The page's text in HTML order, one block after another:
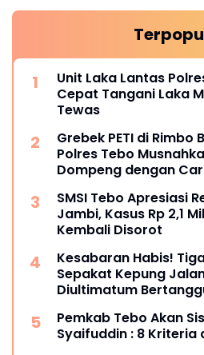
Unit Laka Lantas
Cepat Tangani Laka
Tewas
Grebek PETI di Rimbo
Polres Tebo
Dompeng dengan
SMSI Tebo Apresiasi
Jambi, Kasus Rp 2,1
Kembali Disorot
Kesabaran Habis!
Sepakat Kepung
Diultimatum
Pemkab Tebo Akan
Syaifuddin : 8 Kriteria